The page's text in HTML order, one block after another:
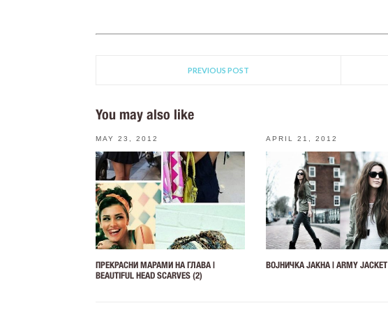
PREVIOUS POST
You may also like
MAY 23, 2012
ПРЕКРАСНИ МАРАМИ НА ГЛАВА |
BEAUTIFUL HEAD SCARVES (2)
APRIL 21, 2012
ВОЈНИЧКА ЈАКНА | ARMY JACKET